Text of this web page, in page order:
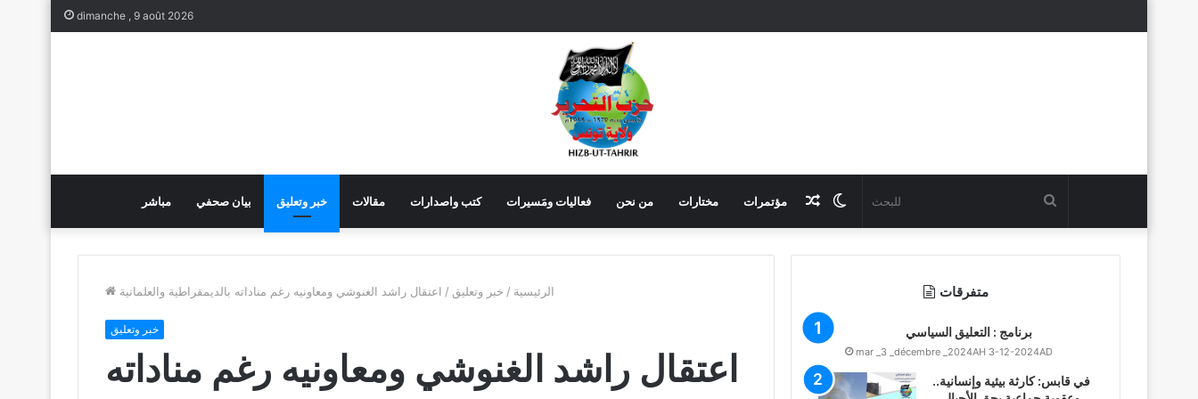
dimanche , 9 août 2026
مباشر بيان صحفي خبر وتعليق مقالات كتب واصدارات فعاليات ومَسيرات من نحن مختارات مؤتمرات Switch
skin
عناوين
الرئيسية / خبر وتعليق / اعتقال راشد الغنوشي ومعاونيه رغم مناداته بالديمقراطية والعلمانية
خبر وتعليق
اعتقال راشد الغنوشي ومعاونيه رغم مناداته
متفرقات
برنامج : التعليق السياسي
mar _3 _décembre _2024AH 3-12-2024AD
في قابس: كارثة بيئية وإنسانية..